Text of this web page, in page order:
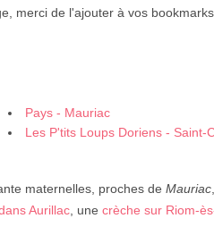
merci de l'ajouter à vos
Pays - Mauriac
Les P'tits Loups Doriens - Saint-
maternelles, proches de Mauriac
Aurillac , une crèche sur Riom-